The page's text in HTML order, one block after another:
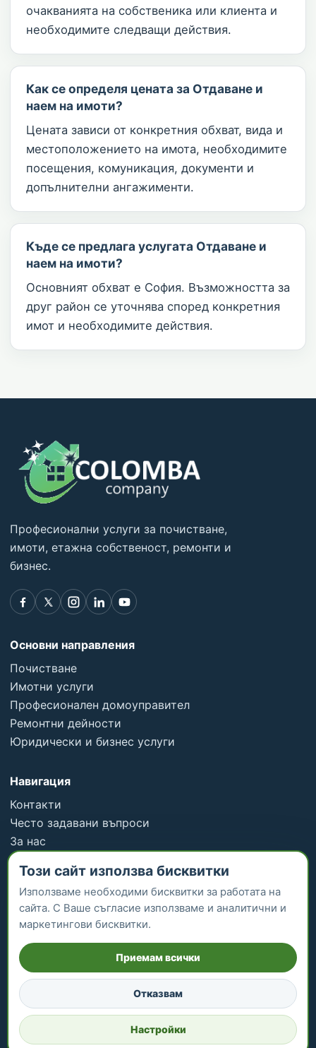
очакванията на собственика или клиента и
необходимите следващи действия.
Как се определя цената за Отдаване и
наем на имоти?
Цената зависи от конкретния обхват, вида и
местоположението на имота, необходимите
посещения, комуникация, документи и
допълнителни ангажименти.
Къде се предлага услугата Отдаване и
наем на имоти?
Основният обхват е София. Възможността за
друг район се уточнява според конкретния
имот и необходимите действия.
Професионални услуги за почистване,
имоти, етажна собственост, ремонти и
бизнес.
Основни направления
Почистване
Имотни услуги
Професионален домоуправител
Ремонтни дейности
Юридически и бизнес услуги
Навигация
Контакти
Често задавани въпроси
За нас
Отзиви
Всички услуги
Работа при нас
Общи условия
Политика за поверителност
0899 806 696
colombacompany@gmail.com
Този сайт използва бисквитки
Използваме необходими бисквитки за работата на
сайта. С Ваше съгласие използваме и аналитични и
маркетингови бисквитки.
Приемам всички
Отказвам
Настройки